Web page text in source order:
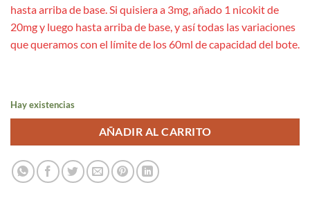
hasta arriba de base. Si quisiera a 3mg, añado 1 nicokit de
20mg y luego hasta arriba de base, y así todas las variaciones
que queramos con el límite de los 60ml de capacidad del bote.
Hay existencias
AÑADIR AL CARRITO